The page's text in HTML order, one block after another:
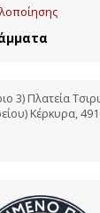
3) Πλατεία
Κέρκυρα,